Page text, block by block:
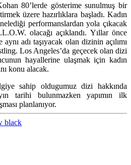
80’lerde gösterime sunulmuş bir
üzere hazırlıklara başladı. Kadın
performanslardan yola çıkacak
olacağı açıklandı. Yıllar önce
adı taşıyacak olan dizinin açılımı
Los Angeles’da geçecek olan dizi
hayallerine ulaşmak için kadın
konu alacak.
sahip oldugumuz dizi hakkında
tarihi bulunmazken yapımın ilk
planlanıyor.
black